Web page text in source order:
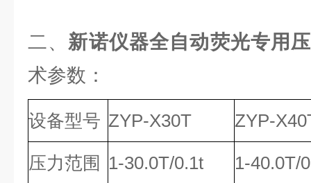
二、 新诺仪器全自动荧光专用
术参数：
设备型号 ZYP-X30T ZYP-
压力范围 1-30.0T/0.1t 1-40.0T/